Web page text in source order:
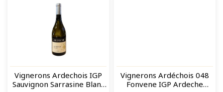
Vignerons Ardechois IGP
Sauvignon Sarrasine Blanc
Vignerons Ardéchois 048
Fonvene IGP Ardeche